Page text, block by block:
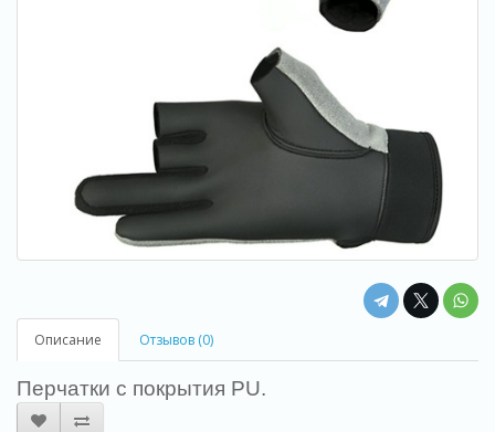
Описание Отзывов (0)
Перчатки с покрытия PU.